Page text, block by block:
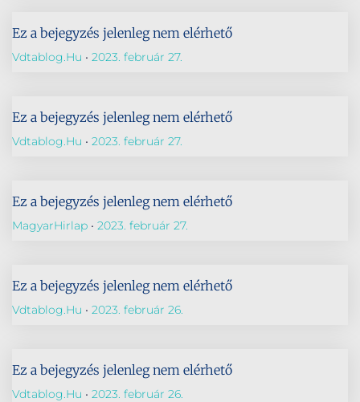
Ez a bejegyzés jelenleg nem elérhető
Vdtablog.hu 2023. február 27.
Ez a bejegyzés jelenleg nem elérhető
Vdtablog.hu 2023. február 27.
Ez a bejegyzés jelenleg nem elérhető
MagyarHirlap 2023. február 27.
Ez a bejegyzés jelenleg nem elérhető
Vdtablog.hu 2023. február 26.
Ez a bejegyzés jelenleg nem elérhető
Vdtablog.hu 2023. február 26.